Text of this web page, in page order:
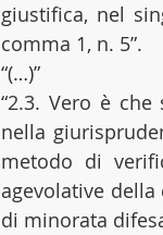
giustifica, nel
comma 1, n. 5”.
“(…)”
“2.3. Vero è
nella
metodo di
agevolative
di minorata